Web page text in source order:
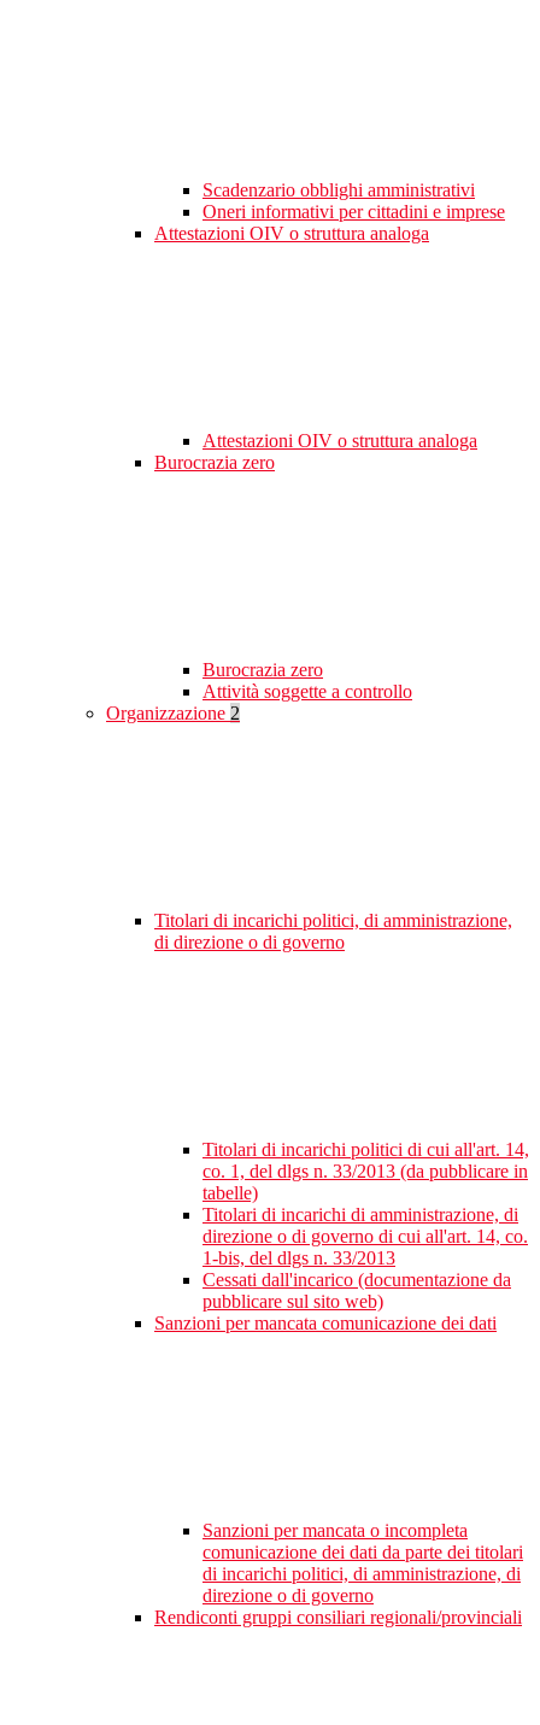
Scadenzario obblighi amministrativi
Oneri informativi per cittadini e imprese
Attestazioni OIV o struttura analoga
Attestazioni OIV o struttura analoga
Burocrazia zero
Burocrazia zero
Attività soggette a controllo
Organizzazione 2
Titolari di incarichi politici, di amministrazione,
di direzione o di governo
Titolari di incarichi politici di cui all'art. 14,
co. 1, del dlgs n. 33/2013 (da pubblicare in
tabelle)
Titolari di incarichi di amministrazione, di
direzione o di governo di cui all'art. 14, co.
1-bis, del dlgs n. 33/2013
Cessati dall'incarico (documentazione da
pubblicare sul sito web)
Sanzioni per mancata comunicazione dei dati
Sanzioni per mancata o incompleta
comunicazione dei dati da parte dei titolari
di incarichi politici, di amministrazione, di
direzione o di governo
Rendiconti gruppi consiliari regionali/provinciali